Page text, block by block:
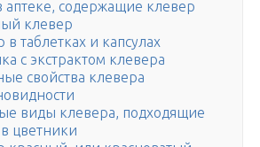
аптеке, содержащие клевер
клевер
в таблетках и капсулах
с экстрактом клевера
свойства клевера
виды клевера, подходящие
цветники